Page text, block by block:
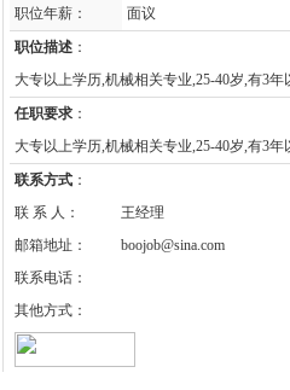
职位年薪：
面议
职位描述 ：
大专以上学历,机械相关专业,25-40岁,有3
任职要求 ：
大专以上学历,机械相关专业,25-40岁,有3
联系方式 ：
联 系 人：
王经理
邮箱地址：
boojob@sina.com
联系电话：
其他方式：